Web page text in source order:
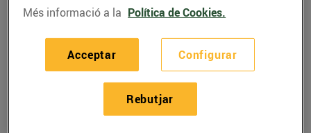
Aquesta substitució suposarà un estalvi
de més de 5 milions de safates de plàstic
l’any
Els establiments del Grup Bon Preu
també han substituït el film de plàstic
dels taulells de carnisseria, xarcuteria i
formatgeria de tots els establiments per
Més informació a la Política de Cookies.
Configurar
Rebutjar
Acceptar